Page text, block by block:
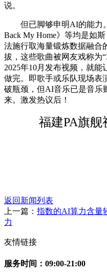
说。
但已脚够申明AI的能力
Back My Home》等均是如
法施行取海量锻炼数据融合
拔，这些歌曲被网友戏称为
2025年10月发布视频，就
做完。即歌手或乐队现场表
破瓶颈，但AI音乐已是音乐
来。激发热议后！
福建PA旗舰
返回新闻列表
上一篇： 指数的AI算力含量
力
友情链接
服务时间：09:00-21:00